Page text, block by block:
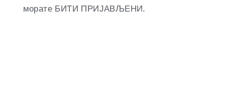
морате БИТИ ПРИЈАВЉЕНИ.